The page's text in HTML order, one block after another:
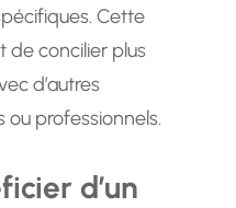
Cette
concilier plus
d’autres
professionnels.
d’un